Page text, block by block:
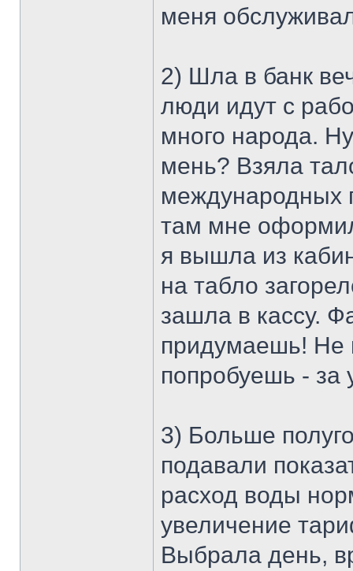
меня
2) Шла в банк
люди идут с
много народа.
мень? Взяла
международных
там мне
я вышла из
на табло
зашла в кассу.
придумаешь! Не
попробуешь - за
3) Больше
подавали
расход воды
увеличение
Выбрала день,